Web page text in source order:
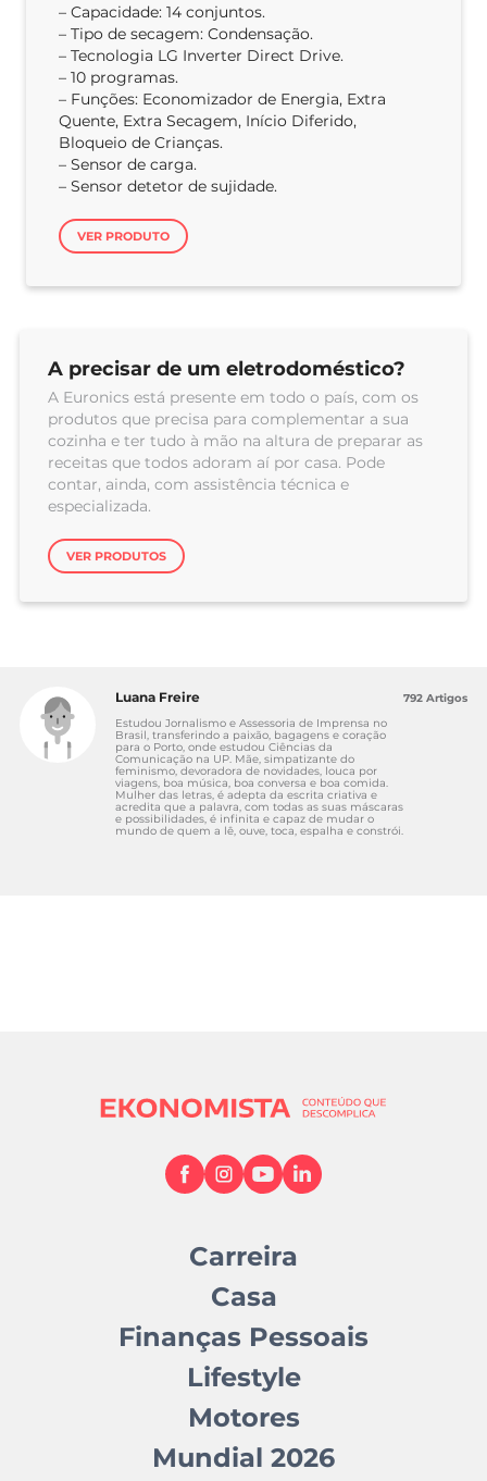
– Capacidade: 14 conjuntos.
– Tipo de secagem: Condensação.
– Tecnologia LG Inverter Direct Drive.
– 10 programas.
– Funções: Economizador de Energia, Extra
Quente, Extra Secagem, Início Diferido,
Bloqueio de Crianças.
– Sensor de carga.
– Sensor detetor de sujidade.
VER PRODUTO
A precisar de um eletrodoméstico?
A Euronics está presente em todo o país, com os
produtos que precisa para complementar a sua
cozinha e ter tudo à mão na altura de preparar as
receitas que todos adoram aí por casa. Pode
contar, ainda, com assistência técnica e
especializada.
VER PRODUTOS
Luana Freire
Estudou Jornalismo e Assessoria de Imprensa no
Brasil, transferindo a paixão, bagagens e coração
para o Porto, onde estudou Ciências da
Comunicação na UP. Mãe, simpatizante do
feminismo, devoradora de novidades, louca por
viagens, boa música, boa conversa e boa comida.
Mulher das letras, é adepta da escrita criativa e
acredita que a palavra, com todas as suas máscaras
e possibilidades, é infinita e capaz de mudar o
mundo de quem a lê, ouve, toca, espalha e constrói.
792 Artigos
Carreira
Casa
Finanças Pessoais
Lifestyle
Motores
Mundial 2026